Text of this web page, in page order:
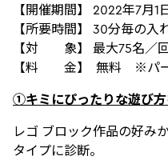
【開催期間】 2022年7月1
【所要時間】 30分毎の入
【対 象】 最大75名／
【料 金】 無料 ※パー
①キミにぴったりな遊び方
レゴ ブロック作品の好み
タイプに診断。